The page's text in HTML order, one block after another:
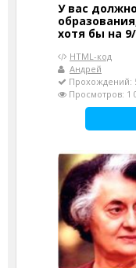
У вас
хотя бы на
HTML-код
Андрей
Прохождений:
Просмотров: 1